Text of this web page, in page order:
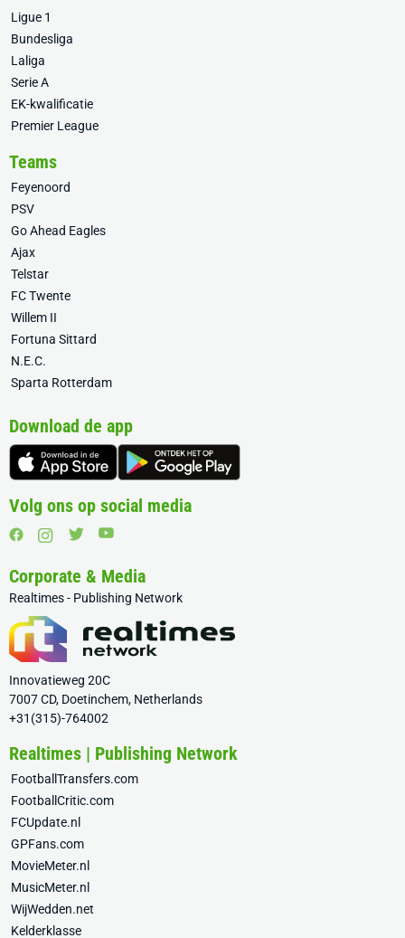
Ligue 1
Bundesliga
Laliga
Serie A
EK-kwalificatie
Premier League
Teams
Feyenoord
PSV
Go Ahead Eagles
Ajax
Telstar
FC Twente
Willem II
Fortuna Sittard
N.E.C.
Sparta Rotterdam
Download de app
Volg ons op social media
Corporate & Media
Realtimes - Publishing Network
Innovatieweg 20C
7007 CD, Doetinchem, Netherlands
+31(315)-764002
Realtimes | Publishing Network
FootballTransfers.com
FootballCritic.com
FCUpdate.nl
GPFans.com
MovieMeter.nl
MusicMeter.nl
WijWedden.net
Kelderklasse